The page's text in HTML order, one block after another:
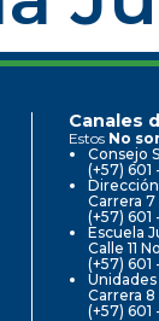
Canales
Estos No
Consejo
(+57) 601
Carrera
(+57) 601
Escuela
Calle 11
(+57) 601
Carrera 8
(+57) 601